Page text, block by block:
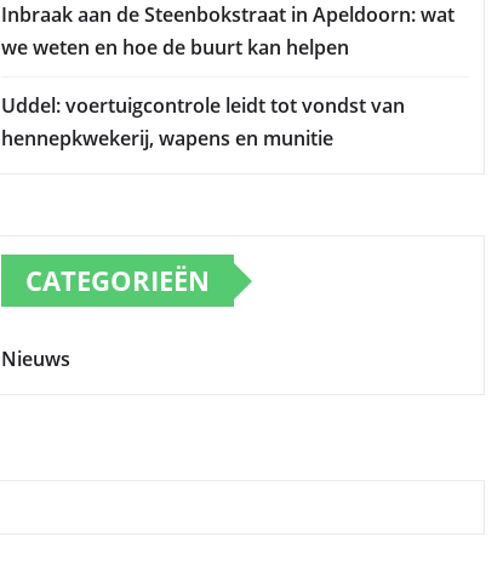
Inbraak aan de Steenbokstraat in Apeldoorn: wat
we weten en hoe de buurt kan helpen
Uddel: voertuigcontrole leidt tot vondst van
hennepkwekerij, wapens en munitie
CATEGORIEËN
Nieuws